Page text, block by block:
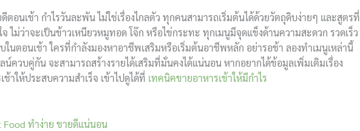
ตอนเช้า กำไรวันละพัน ไม่ใช่เรื่องไกลตัว ทุกคนสามารถเริ่มต้นได้ด้วยวัตถุดิบง่ายๆ และสูตรที่
ไม่ว่าจะเป็นข้าวเหนียวหมูทอด โจ๊ก หรือไข่กระทะ ทุกเมนูมีจุดแข็งด้านความสะดวก รวดเร็ว
ในตอนเช้า ใครที่กำลังมองหาอาชีพเสริมหรือเริ่มต้นอาชีพหลัก อย่ารอช้า ลองทำเมนูเหล่านี้
น์ควบคู่กัน จะสามารถสร้างรายได้เสริมที่มั่นคงได้แน่นอน หากอยากได้ข้อมูลเพิ่มเติมเรื่อง
าให้ประสบความสำเร็จ เข้าไปดูได้ที่ เทคนิคขายอาหารเช้าให้มีกำไร
Food ทำง่าย ขายดีแน่นอน